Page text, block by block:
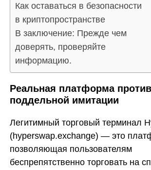
Как оставаться в безопасности
в криптопространстве
В заключение: Прежде чем
доверять, проверяйте
информацию.
Реальная платформа против
поддельной имитации
Легитимный торговый терминал
(hyperswap.exchange) — это
позволяющая пользователям
беспрепятственно торговать на